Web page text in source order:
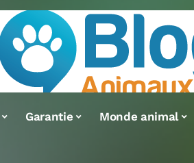
Garantie Monde animal